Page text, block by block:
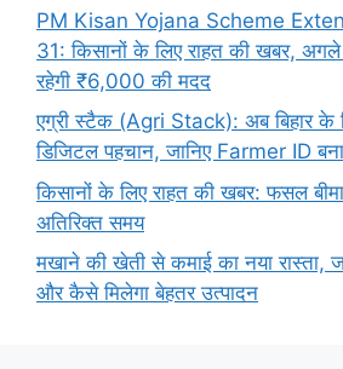
PM Kisan Yojana Scheme
31: किसानों के लिए राहत की खबर,
रहेगी ₹6,000 की मदद
एग्री स्टैक (Agri Stack): अब बिहार के
डिजिटल पहचान, जानिए Farmer ID
किसानों के लिए राहत की खबर: फसल
अतिरिक्त समय
मखाने की खेती से कमाई का नया रास्ता,
और कैसे मिलेगा बेहतर उत्पादन